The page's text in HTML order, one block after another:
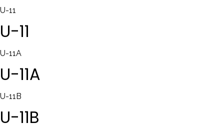
U-11
U-11
U-11A
U-11A
U-11B
U-11B